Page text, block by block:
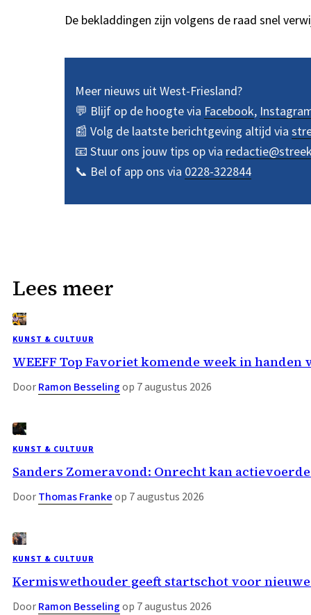
De bekladdingen zijn volgens de raad snel
Meer nieuws uit West-Friesland?
💬 Blijf op de hoogte via Facebook,
📰 Volg de laatste berichtgeving altijd via
📧 Stuur ons jouw tips op via
📞 Bel of app ons via 0228-322844
Lees meer
KUNST & CULTUUR
WEEFF Top Favoriet komende week in handen
DoorRamon Besselingop 7 augustus 2026
KUNST & CULTUUR
Sanders Zomeravond: Onrecht kan
DoorThomas Frankeop 7 augustus 2026
KUNST & CULTUUR
Kermiswethouder geeft startschot voor
DoorRamon Besselingop 7 augustus 2026